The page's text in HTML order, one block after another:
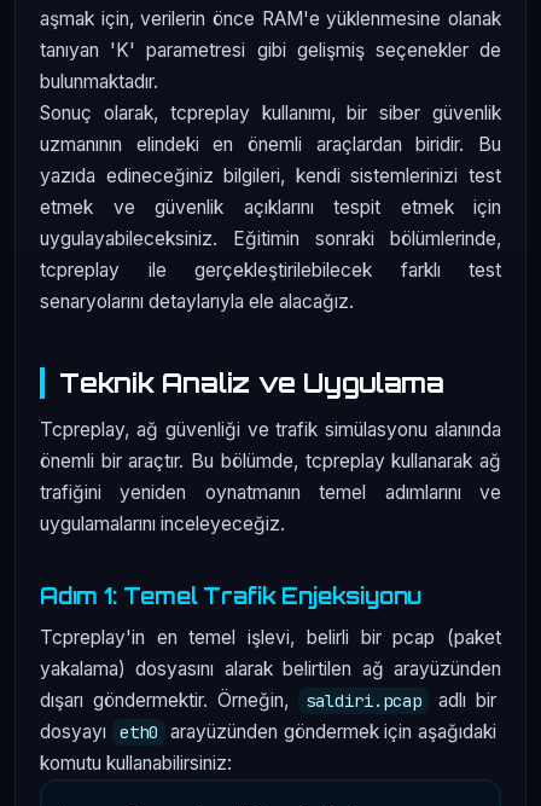
aşmak için, verilerin önce RAM'e yüklenmesine olanak
tanıyan 'K' parametresi gibi gelişmiş seçenekler de
bulunmaktadır.
Sonuç olarak, tcpreplay kullanımı, bir siber güvenlik
uzmanının elindeki en önemli araçlardan biridir. Bu
yazıda edineceğiniz bilgileri, kendi sistemlerinizi test
etmek ve güvenlik açıklarını tespit etmek için
uygulayabileceksiniz. Eğitimin sonraki bölümlerinde,
tcpreplay ile gerçekleştirilebilecek farklı test
senaryolarını detaylarıyla ele alacağız.
Teknik Analiz ve Uygulama
Tcpreplay, ağ güvenliği ve trafik simülasyonu alanında
önemli bir araçtır. Bu bölümde, tcpreplay kullanarak ağ
trafiğini yeniden oynatmanın temel adımlarını ve
uygulamalarını inceleyeceğiz.
Adım 1: Temel Trafik Enjeksiyonu
Tcpreplay'in en temel işlevi, belirli bir pcap (paket
yakalama) dosyasını alarak belirtilen ağ arayüzünden
dışarı göndermektir. Örneğin,
saldiri.pcap
adlı bir
dosyayı
eth0
arayüzünden göndermek için aşağıdaki
komutu kullanabilirsiniz: